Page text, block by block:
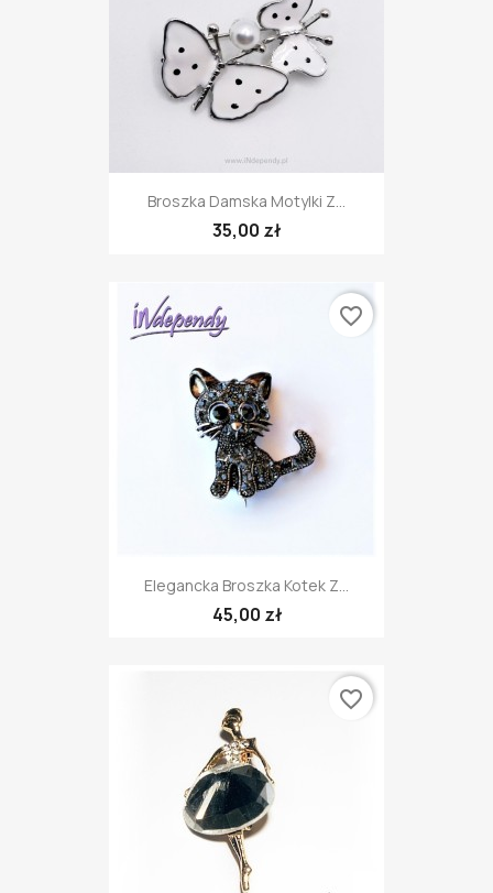
Broszka Damska Motylki Z...
35,00 zł
Elegancka Broszka Kotek Z...
45,00 zł
favorite_border
favorite_border